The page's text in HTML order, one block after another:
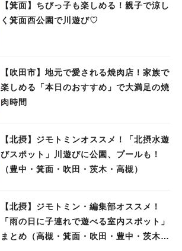
【箕面】ちびっ子も楽しめる！親子で涼し
く箕面西公園で川遊び♡
【吹田市】地元で愛される焼肉店！家族で
楽しめる「本日のおすすめ」で大満足の焼
肉時間
【北摂】ジモトミンオススメ！「北摂水遊
びスポット」川遊びに公園、プールも！
（豊中・箕面・吹田・茨木・高槻）
【北摂】ジモトミン・編集部オススメ！
「雨の日に子連れで遊べる室内スポット」
まとめ（高槻・箕面・吹田・豊中・茨木・